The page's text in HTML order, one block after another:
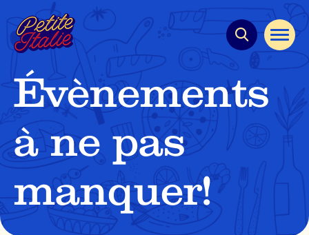
Navigation
rapide
Ouvrir
la
du
Évènements
à ne pas
manquer!